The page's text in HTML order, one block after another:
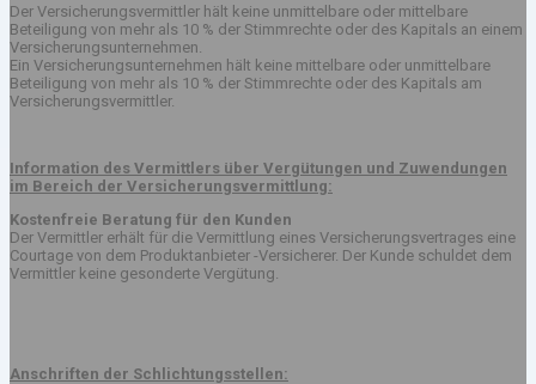
Der Versicherungsvermittler hält keine unmittelbare oder mittelbare
Beteiligung von mehr als 10 % der Stimmrechte oder des Kapitals an einem
Versicherungsunternehmen.
Ein Versicherungsunternehmen hält keine mittelbare oder unmittelbare
Beteiligung von mehr als 10 % der Stimmrechte oder des Kapitals am
Versicherungsvermittler.
Information des Vermittlers über Vergütungen und Zuwendungen
im Bereich der Versicherungsvermittlung:
Kostenfreie Beratung für den Kunden
Der Vermittler erhält für die Vermittlung eines Versicherungsvertrages eine
Courtage von dem Produktanbieter -Versicherer. Der Kunde schuldet dem
Vermittler keine gesonderte Vergütung.
Anschriften der Schlichtungsstellen: